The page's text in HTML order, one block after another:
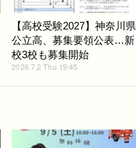
【高校受験2027】神奈川県
公立高、募集要領公表…新
校3校も募集開始
2026.7.2 Thu 19:45